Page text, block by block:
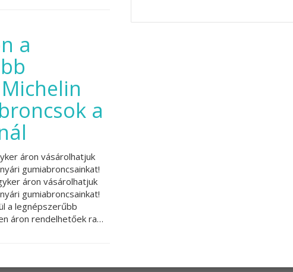
a
a
áron vásárolhatjuk
gumiabroncsainkat!
áron vásárolhatjuk
gumiabroncsainkat!
a legnépszerűbb
áron rendelhetőek ra…